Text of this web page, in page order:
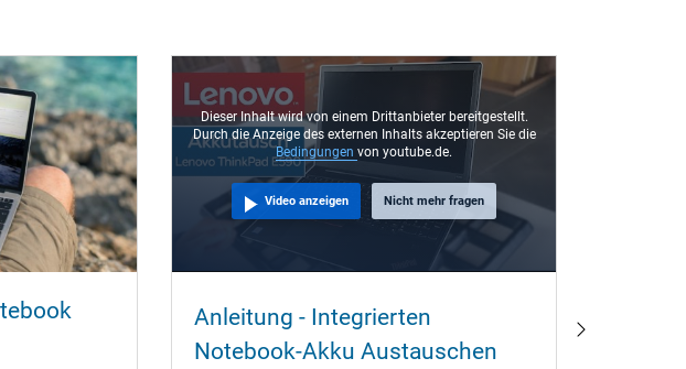
Dieser Inhalt wird von einem Drittanbieter bereitgestellt.
Durch die Anzeige des externen Inhalts akzeptieren Sie die
Bedingungen von youtube.de.
Video anzeigen Nicht mehr fragen
Anleitung - Integrierten
Notebook-Akku Austauschen